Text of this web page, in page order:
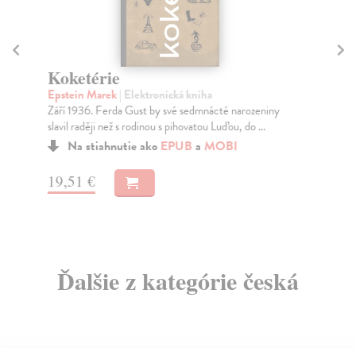
Koketérie
Epstein Marek| Elektronická kniha
Září 1936. Ferda Gust by své sedmnácté narozeniny
slavil raději než s rodinou s pihovatou Luďou, do ...
Na stiahnutie ako EPUB a MOBI
19,51 €
Ďalšie z kategórie česká